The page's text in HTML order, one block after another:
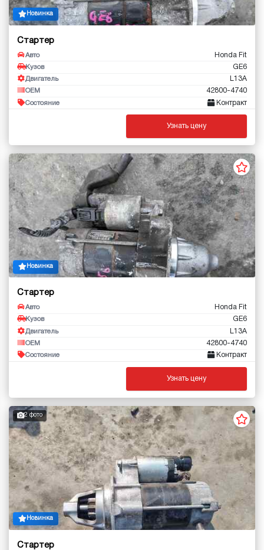
Новинка
Стартер
Авто Honda Fit
Кузов GE6
Двигатель L13A
OEM 42800-4740
Состояние Контракт
Узнать цену
Новинка
Стартер
Авто Honda Fit
Кузов GE6
Двигатель L13A
OEM 42800-4740
Состояние Контракт
Узнать цену
2 фото
Новинка
Стартер